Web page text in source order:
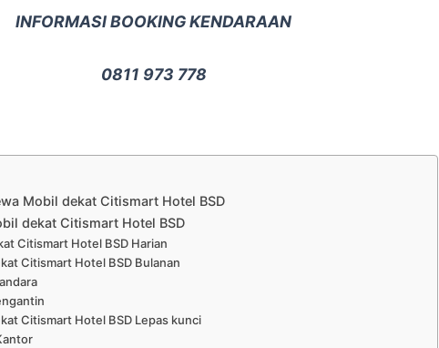
INFORMASI BOOKING KENDARAAN
0811 973 778
Mobil dekat Citismart Hotel BSD
dekat Citismart Hotel BSD
Citismart Hotel BSD Harian
Citismart Hotel BSD Bulanan
Citismart Hotel BSD Lepas kunci